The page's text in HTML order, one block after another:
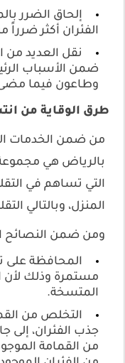
إلحاق الضرر
الفئران أكثر ضرراً
نقل العديد من
ضمن الأسباب
وطاعون فيما
طرق الوقاية من
من ضمن الخدمات
بالرياض هي
التي تساهم في
المنزل، وبالتالي
ومن ضمن النصائح
المحافظة على
مستمرة وذلك لأن
المتسخة.
التخلص من
جذب الفئران،
من القمامة